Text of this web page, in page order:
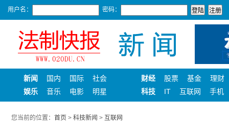
用户名： 密码：
新闻 国内 国际
社会
娱乐
音乐 电影 明星
财经 股票 基金
理财
科技
IT 互联网 手机
您当前的位置： 首页 > 科技新闻 > 互联网